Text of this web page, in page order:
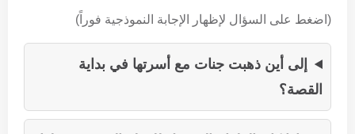
(اضغط على السؤال لإظهار الإجابة النموذجية فوراً)
إلى أين ذهبت جنات مع أسرتها في بداية
القصة؟